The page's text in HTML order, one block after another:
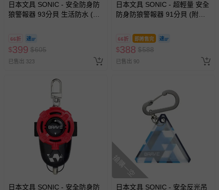
日本文具 SONIC - 安全防身防
狼警報器 93分貝 生活防水 (公
66折
$399 $605
已售出 323
日本文具 SONIC - 超輕量 安全
防身防狼警報器 91分貝 (附背
66折 即將售完
$388 $588
已售出 90
日本文具 SONIC - 安全防身防
搶購一空
日本文具 SONIC - 安全反光吊